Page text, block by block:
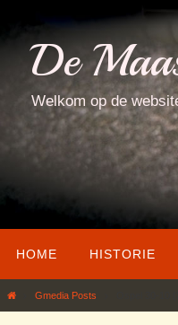
inhoudDe
Welkom op de
naar
de
HOME HISTORIE
HomeGmedia Posts